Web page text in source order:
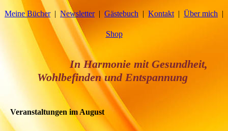
Meine Bücher Newsletter Gästebuch Kontakt Über mich
Shop
In Harmonie mit Gesundheit,
Wohlbefinden und Entspannung
Veranstaltungen im August